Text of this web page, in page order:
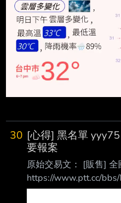
30 [心得] 黑名單
要報案
原始交易文： [販售]
https://www.ptt.cc/
49.A.2EE.html 版友